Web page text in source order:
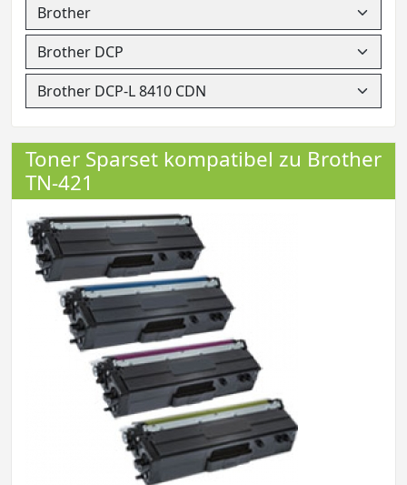
Toner Sparset kompatibel zu Brother
TN-421